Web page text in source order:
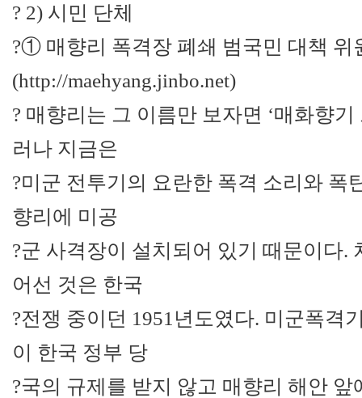
? 2) 시민 단체
?① 매향리 폭격장 폐쇄 범국민 대책 위
(http://maehyang.jinbo.net)
? 매향리는 그 이름만 보자면 ‘매화향
러나 지금은
?미군 전투기의 요란한 폭격 소리와 폭
향리에 미공
?군 사격장이 설치되어 있기 때문이다.
어선 것은 한국
?전쟁 중이던 1951년도였다. 미군폭격
이 한국 정부 당
?국의 규제를 받지 않고 매향리 해안